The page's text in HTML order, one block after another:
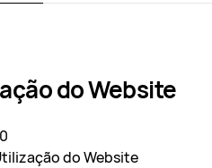
do Website
do Website